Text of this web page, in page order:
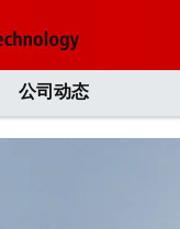
公司动态